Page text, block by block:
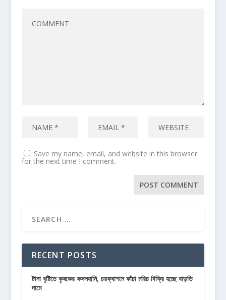
Save my name, email, and website in this browser
for the next time I comment.
RECENT POSTS
টানা বৃষ্টিতে কৃষকের ফসলহানি, চরফ্যাশনে কাঁচা মরিচ বিক্রি হচ্ছে বাড়তি
দামে